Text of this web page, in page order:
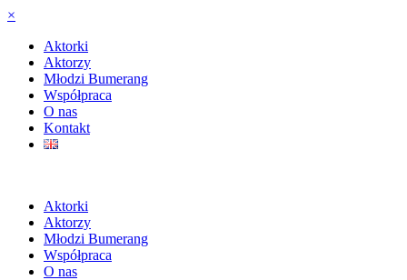
×
Aktorki
Aktorzy
Młodzi Bumerang
Współpraca
O nas
Kontakt
Aktorki
Aktorzy
Młodzi Bumerang
Współpraca
O nas